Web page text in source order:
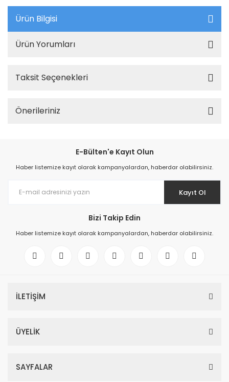
Ürün Bilgisi
Ürün Yorumları
Taksit Seçenekleri
Önerileriniz
E-Bülten'e Kayıt Olun
Haber listemize kayıt olarak kampanyalardan, haberdar olabilirsiniz.
Kayıt Ol
Bizi Takip Edin
Haber listemize kayıt olarak kampanyalardan, haberdar olabilirsiniz.
İLETİŞİM
ÜYELİK
SAYFALAR